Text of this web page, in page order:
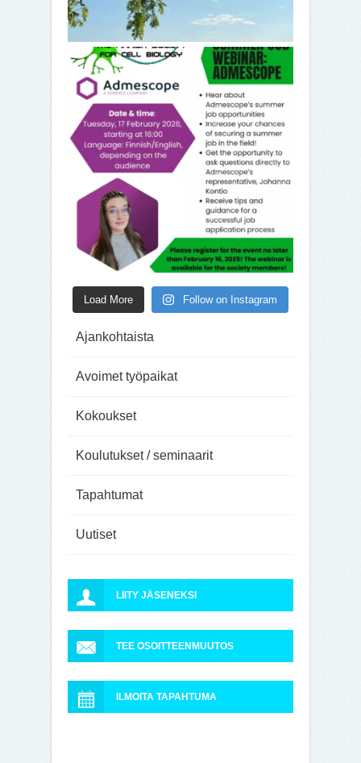
Load More Follow on Instagram
Ajankohtaista
Avoimet työpaikat
Kokoukset
Koulutukset / seminaarit
Tapahtumat
Uutiset
LIITY JÄSENEKSI
TEE OSOITTEENMUUTOS
ILMOITA TAPAHTUMA